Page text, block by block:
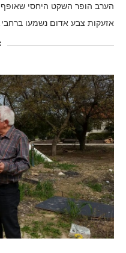
הערב הופר השקט היחסי
אזעקות צבע אדום נשמעו